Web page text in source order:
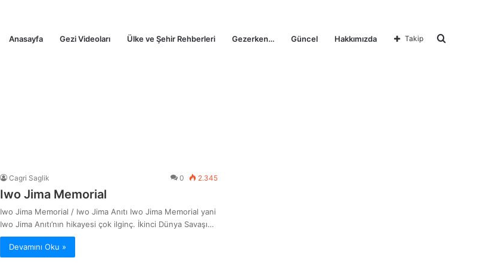
Anasayfa Gezi Videoları Ülke ve Şehir Rehberleri Gezerken… Güncel Hakkımızda Arama
Takip
Cagri Saglik 0 2.345
Iwo Jima Memorial
Iwo Jima Memorial / Iwo Jima Anıtı Iwo Jima Memorial yani
Iwo Jima Anıtı’nın hikayesi çok ilginç. İkinci Dünya Savaşı…
Devamını Oku »